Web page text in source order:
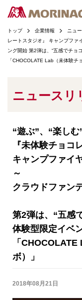
トップ 企業情報 ニュ
レートスタジオ』 キャンプフ
ング開始 第2弾は、“五感でチョ
「CHOCOLATE Lab（未体験チ
ニュースリ
“遊ぶ”、“楽しむ
『未体験チョコ
キャンプファイ
～
クラウドファン
第2弾は、“五感
体験型限定イベ
「
ボ）」
2018年08月21日